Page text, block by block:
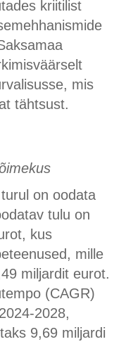
kriitilist
mis
tähtsust.
on oodata
tulu on
kus
mille
miljardit eurot.
(CAGR)
2028,
9,69 miljardi